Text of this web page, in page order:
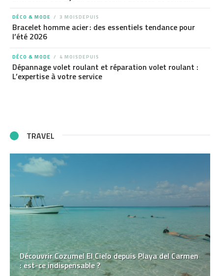
DÉCO & MODE 3 MOISDEPUIS
Bracelet homme acier : des essentiels tendance pour
l’été 2026
DÉCO & MODE 4 MOISDEPUIS
Dépannage volet roulant et réparation volet roulant :
L’expertise à votre service
TRAVEL
Découvrir Cozumel El Cielo depuis Playa del Carmen
: est-ce indispensable ?